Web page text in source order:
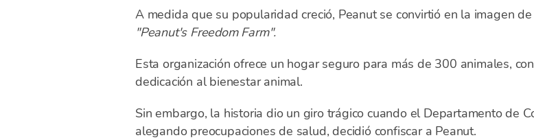
A medida que su popularidad creció, Peanut se convirtió en la imagen
"Peanut's Freedom Farm".
Esta organización ofrece un hogar seguro para más de 300 animales,
dedicación al bienestar animal.
Sin embargo, la historia dio un giro trágico cuando el Departamento de
alegando preocupaciones de salud, decidió confiscar a Peanut.